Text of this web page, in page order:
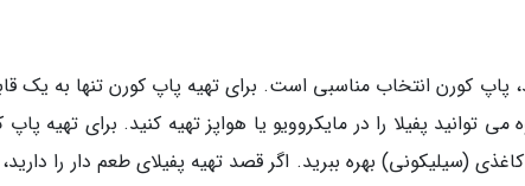
پاپ کورن انتخاب مناسبی است. برای تهیه پاپ کورن تنها به یک
توانید پفیلا را در مایکروویو یا هواپز تهیه کنید. برای تهیه پاپ
(سیلیکونی) بهره ببرید. اگر قصد تهیه پفیلای طعم دار را دارید،